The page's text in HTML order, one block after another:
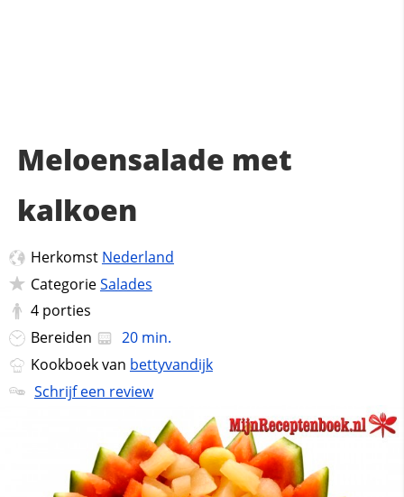
Meloensalade met
kalkoen
Herkomst Nederland
CategorieSalades
4 porties
Bereiden
20 min.
Kookboek van bettyvandijk
Schrijf een review